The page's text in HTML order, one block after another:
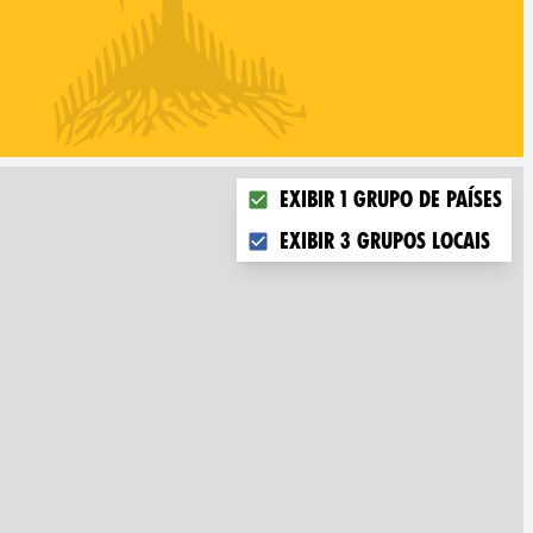
Choose what you want to
Exibir 1 grupo de países
Exibir 3 grupos locais